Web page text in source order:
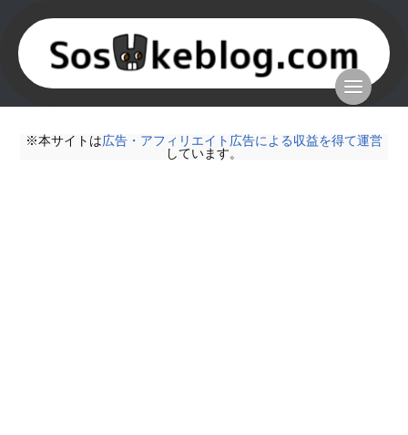
※本サイトは広告・アフィリエイト広告による収益を得て運営
しています。